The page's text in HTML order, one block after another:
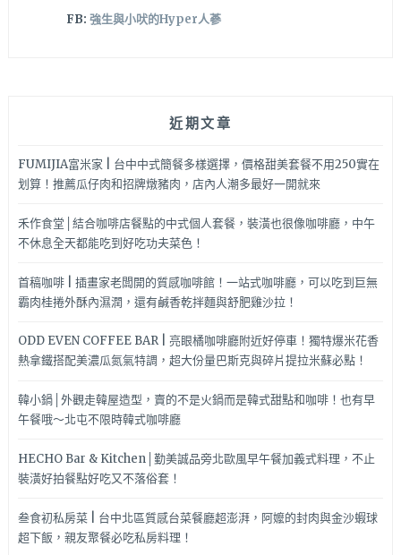
FB: 強生與小吠的Hyper人蔘
近期文章
FUMIJIA富米家 | 台中中式簡餐多樣選擇，價格甜美套餐不用250實在
划算！推薦瓜仔肉和招牌燉豬肉，店內人潮多最好一開就來
禾作食堂│結合咖啡店餐點的中式個人套餐，裝潢也很像咖啡廳，中午
不休息全天都能吃到好吃功夫菜色！
首稿咖啡 | 插畫家老闆開的質感咖啡館！一站式咖啡廳，可以吃到巨無
霸肉桂捲外酥內濕潤，還有鹹香乾拌麵與舒肥雞沙拉！
ODD EVEN COFFEE BAR | 亮眼橘咖啡廳附近好停車！獨特爆米花香
熱拿鐵搭配美濃瓜氮氣特調，超大份量巴斯克與碎片提拉米蘇必點！
韓小鍋│外觀走韓屋造型，賣的不是火鍋而是韓式甜點和咖啡！也有早
午餐哦～北屯不限時韓式咖啡廳
HECHO Bar & Kitchen│勤美誠品旁北歐風早午餐加義式料理，不止
裝潢好拍餐點好吃又不落俗套！
叁食初私房菜 | 台中北區質感台菜餐廳超澎湃，阿嬤的封肉與金沙蝦球
超下飯，親友聚餐必吃私房料理！